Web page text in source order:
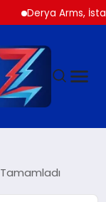
Derya Arms,